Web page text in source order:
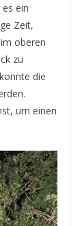
ein
Zeit,
oberen
zu
die
um einen